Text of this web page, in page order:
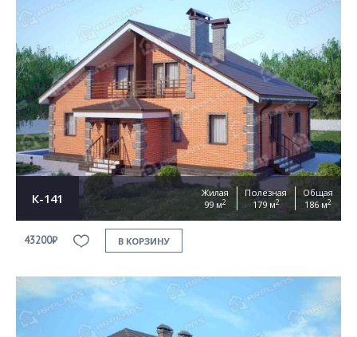
К-141
Жилая
99 м2
Полезная
179 м2
Общая
186 м2
43200₽ В КОРЗИНУ